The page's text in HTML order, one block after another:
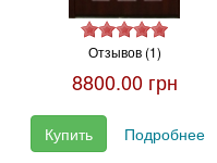
Отзывов (1)
8800.00 грн
Купить Подробнее